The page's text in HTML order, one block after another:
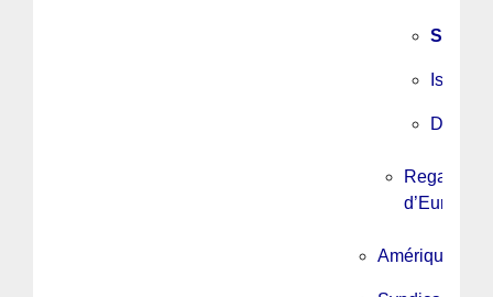
Suède
Islande
Regards
d’Europe
Amérique